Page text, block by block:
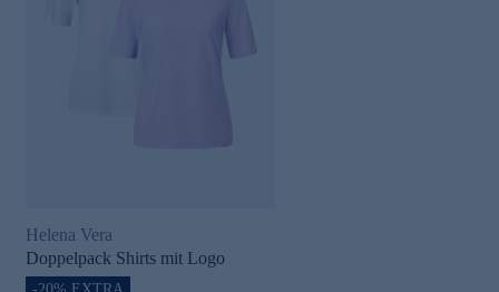
Helena Vera
Doppelpack Shirts mit Logo